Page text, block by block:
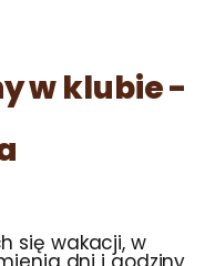
w klubie -
się wakacji, w